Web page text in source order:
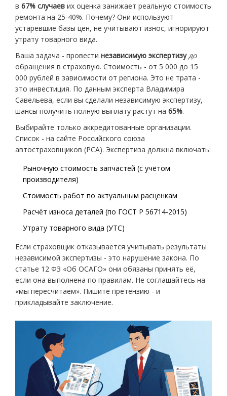
в 67% случаев их оценка занижает реальную стоимость
ремонта на 25-40%. Почему? Они используют
устаревшие базы цен, не учитывают износ, игнорируют
утрату товарного вида.
Ваша задача - провести независимую экспертизу до
обращения в страховую. Стоимость - от 5 000 до 15
000 рублей в зависимости от региона. Это не трата -
это инвестиция. По данным эксперта Владимира
Савельева, если вы сделали независимую экспертизу,
шансы получить полную выплату растут на 65%.
Выбирайте только аккредитованные организации.
Список - на сайте Российского союза
автостраховщиков (РСА). Экспертиза должна включать:
Рыночную стоимость запчастей (с учётом
производителя)
Стоимость работ по актуальным расценкам
Расчёт износа деталей (по ГОСТ Р 56714-2015)
Утрату товарного вида (УТС)
Если страховщик отказывается учитывать результаты
независимой экспертизы - это нарушение закона. По
статье 12 ФЗ «Об ОСАГО» они обязаны принять её,
если она выполнена по правилам. Не соглашайтесь на
«мы пересчитаем». Пишите претензию - и
прикладывайте заключение.